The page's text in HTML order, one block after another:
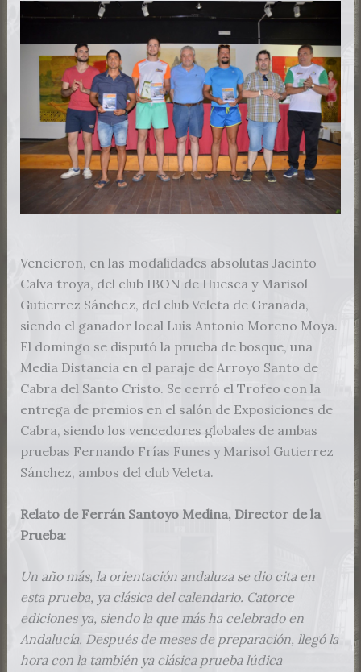
Vencieron, en las modalidades absolutas Jacinto
Calva troya, del club IBON de Huesca y Marisol
Gutierrez Sánchez, del club Veleta de Granada,
siendo el ganador local Luis Antonio Moreno Moya.
El domingo se disputó la prueba de bosque, una
Media Distancia en el paraje de Arroyo Santo de
Cabra del Santo Cristo. Se cerró el Trofeo con la
entrega de premios en el salón de Exposiciones de
Cabra, siendo los vencedores globales de ambas
pruebas Fernando Frías Funes y Marisol Gutierrez
Sánchez, ambos del club Veleta.
Relato de Ferrán Santoyo Medina, Director de la
Prueba:
Un año más, la orientación andaluza se dio cita en
esta prueba, ya clásica del calendario. Catorce
ediciones ya, siendo la que más ha celebrado en
Andalucía. Después de meses de preparación, llegó la
hora con la también ya clásica prueba lúdica